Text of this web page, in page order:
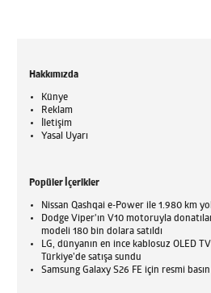
Hakkımızda
Künye
Reklam
İletişim
Yasal Uyarı
Popüler İçerikler
Nissan Qashqai e-Power ile 1.980 km
Dodge Viper'ın V10 motoruyla
modeli 180 bin dolara satıldı
LG, dünyanın en ince kablosuz OLED
Türkiye’de satışa sundu
Samsung Galaxy S26 FE için resmi